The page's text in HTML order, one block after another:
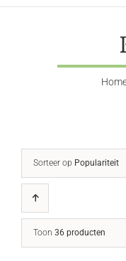
Sorteer op Populariteit
Toon 36 producten